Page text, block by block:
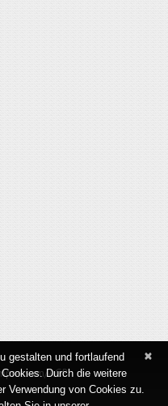
AGB
×
gestalten und fortlaufend
Durch die weitere
Verwendung von Cookies zu.